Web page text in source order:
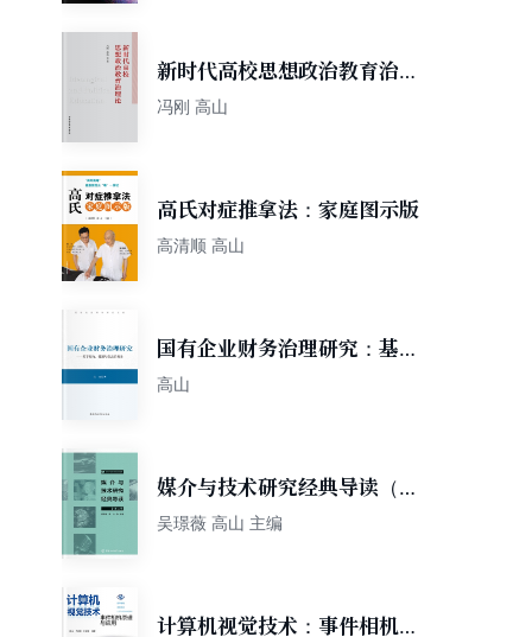
新时代高校思想政治教育治理
论
冯刚 高山
高氏对症推拿法：家庭图示版
高清顺 高山
国有企业财务治理研究：基于
结构、机制与信息的视角
高山
媒介与技术研究经典导读（第
二辑）
吴璟薇 高山 主编
计算机视觉技术：事件相机原